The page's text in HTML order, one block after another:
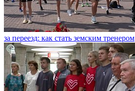
за переезд: как стать земским тренером